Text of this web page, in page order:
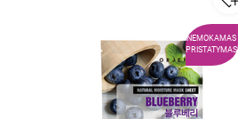
NEMOKAMAS
PRISTATYMAS